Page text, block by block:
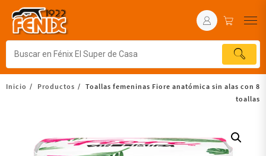
Inicio Productos
Toallas femeninas Fiore anatómica sin alas con 8
toallas